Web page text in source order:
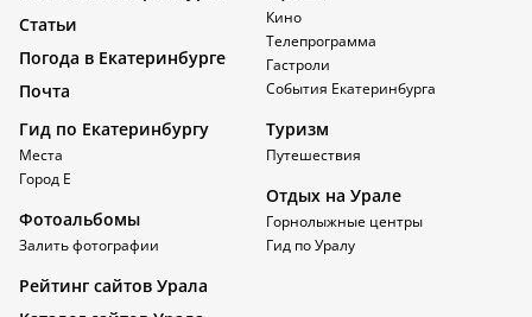
Статьи
Погода в Екатеринбурге
Почта
Кино
Телепрограмма
Гастроли
События Екатеринбурга
Гид по Екатеринбургу
Места
Город Е
Фотоальбомы
Залить фотографии
Туризм
Путешествия
Отдых на Урале
Горнолыжные центры
Гид по Уралу
Рейтинг сайтов Урала